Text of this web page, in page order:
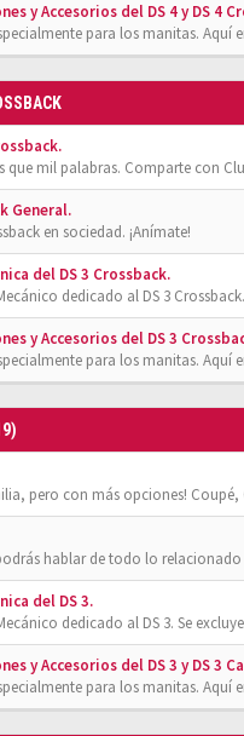
y Accesorios del DS 4 y DS 4
para los manitas.
que mil palabras. Comparte con
General.
en sociedad. ¡Anímate!
del DS 3 Crossback.
dedicado al DS 3 Crossback.
y Accesorios del DS 3
para los manitas.
pero con más opciones! Coupé,
hablar de todo lo relacionado
del DS 3.
dedicado al DS 3. Se
y Accesorios del DS 3 y DS 3
para los manitas.